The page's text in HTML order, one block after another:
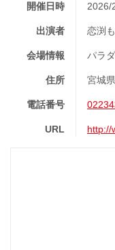
開催日時 2026/
出演者 恋渕
会場情報 パラ
住所 宮城
電話番号
URL http://